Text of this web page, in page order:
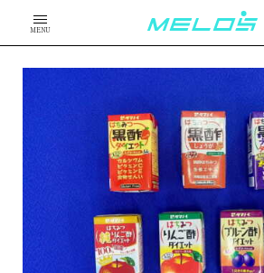
MENU